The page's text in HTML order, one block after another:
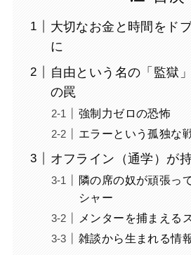
大切なお金と時間をド
に
自由という名の「監獄
の罠
強制力ゼロの恐怖
エラーという孤独な
オフライン（通学）が
隣の席の奴が頑張っ
シャー
メンターを捕まえる
雑談から生まれる情